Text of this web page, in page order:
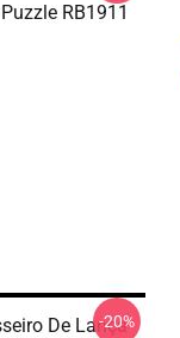
RB1911
De Lança
-20%